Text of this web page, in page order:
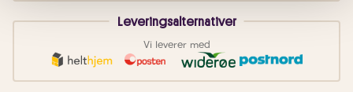
Leveringsalternativer
Vi leverer med